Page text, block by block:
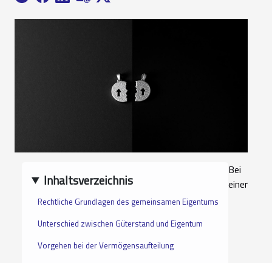
Inhaltsverzeichnis
Rechtliche Grundlagen des gemeinsamen Eigentums
Unterschied zwischen Güterstand und Eigentum
Vorgehen bei der Vermögensaufteilung
Bei
einer